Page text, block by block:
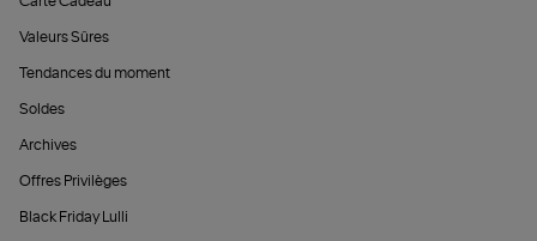
Valeurs Sûres
Tendances du moment
Soldes
Archives
Offres Privilèges
Black Friday Lulli